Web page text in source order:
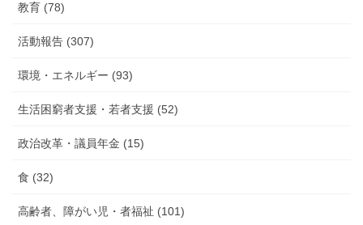
教育 (78)
活動報告 (307)
環境・エネルギー (93)
生活困窮者支援・若者支援 (52)
政治改革・議員年金 (15)
食 (32)
高齢者、障がい児・者福祉 (101)